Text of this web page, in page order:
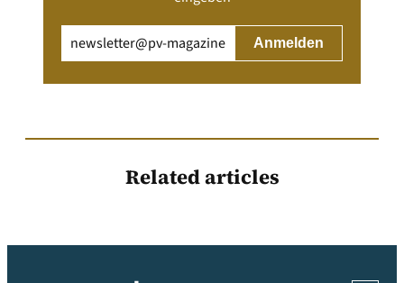
(erforderlich)
Related articles